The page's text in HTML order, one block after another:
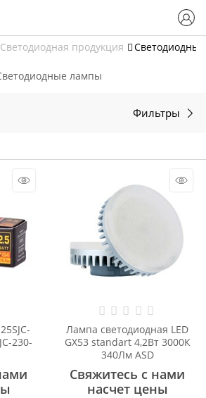
Светодиодная продукция
лампы
Фильтры
230-
Лампа светодиодная LED
GX53 standart 4,2Вт 3000К
340Лм ASD
Свяжитесь с нами
насчет цены